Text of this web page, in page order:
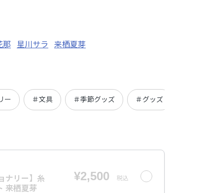
那 星川サラ 来栖夏芽
ー ＃文具 ＃季節グッズ ＃グッズ
ナリー】糸
来栖夏芽
¥2,500 税込